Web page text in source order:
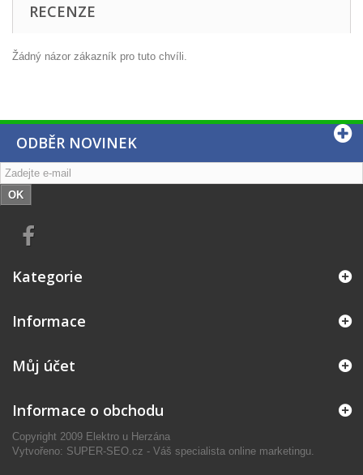
RECENZE
Žádný názor zákazník pro tuto chvíli.
ODBĚR NOVINEK
OK
Kategorie
Informace
Můj účet
Informace o obchodu
Copyright 2009 Elektro u Herzána
Vytvořeno: SUPER-SEO.cz - Váš specialista online marketingu.